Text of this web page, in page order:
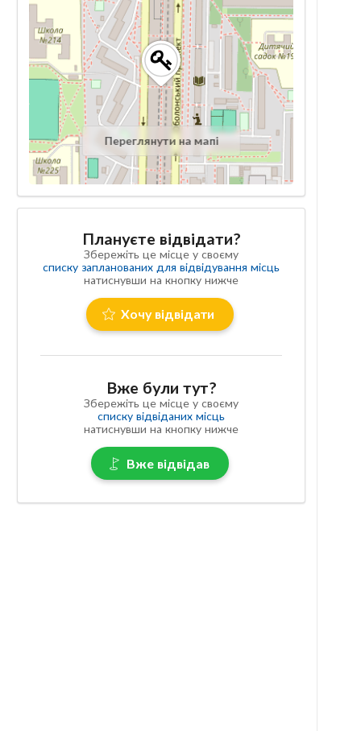
Переглянути на мапі
Плануєте відвідати?
Збережіть це місце у своєму
списку запланованих для відвідування місць
натиснувши на кнопку нижче
Хочу відвідати
Вже були тут?
Збережіть це місце у своєму
списку відвіданих місць
натиснувши на кнопку нижче
Вже відвідав